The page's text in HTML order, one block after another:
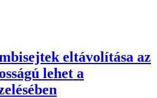
eltávolítása az
lehet a